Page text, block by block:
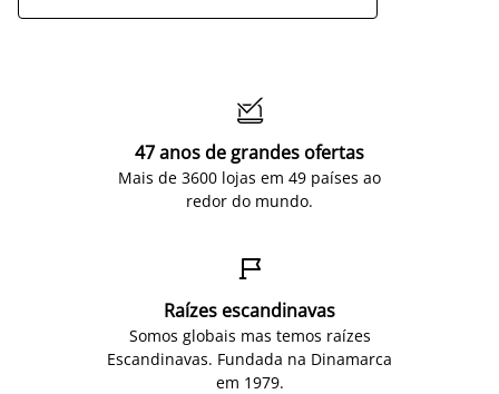

47 anos de grandes ofertas
Mais de 3600 lojas em 49 países ao
redor do mundo.

Raízes escandinavas
Somos globais mas temos raízes
Escandinavas. Fundada na Dinamarca
em 1979.